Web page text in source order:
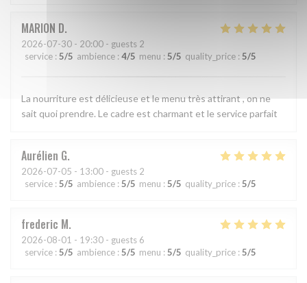
MARION D
2026-07-30 - 20:00 - guests 2
service : 5/5 ambience : 4/5 menu : 5/5 quality_price : 5/5
La nourriture est délicieuse et le menu très attirant , on ne
sait quoi prendre. Le cadre est charmant et le service parfait
Aurélien G
2026-07-05 - 13:00 - guests 2
service : 5/5 ambience : 5/5 menu : 5/5 quality_price : 5/5
frederic M
2026-08-01 - 19:30 - guests 6
service : 5/5 ambience : 5/5 menu : 5/5 quality_price : 5/5